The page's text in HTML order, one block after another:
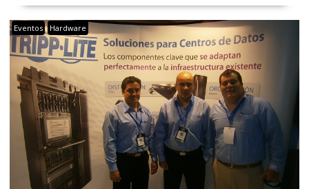
Eventos Hardware